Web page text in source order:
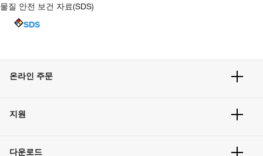
물질 안전 보건 자료(SDS)
SDS
온라인 주문
주문 방법
벌크 주문
지원
다운로드